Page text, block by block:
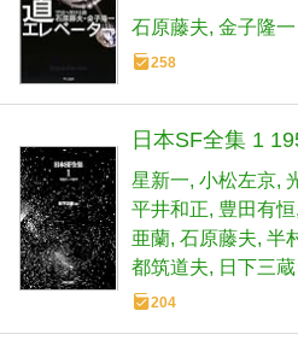
石原藤夫 金子隆一
258
日本SF全集 1
星新一 小松左京
平井和正 豊田有恒
亜蘭 石原藤夫 半
都筑道夫
日下三蔵
204